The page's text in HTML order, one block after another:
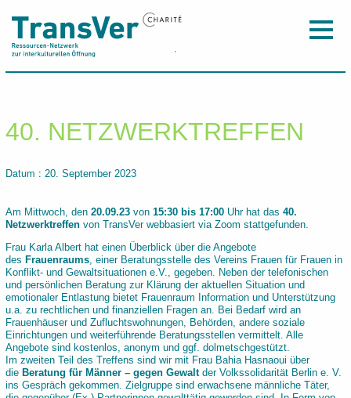
40. NETZWERKTREFFEN
Datum : 20. September 2023
Am Mittwoch, den 20.09.23von 15:30 bis 17:00Uhr hat das 40.
Netzwerktreffen von TransVer webbasiert via Zoom stattgefunden.
Frau Karla Albert hat einen Überblick über die Angebote
des Frauenraums, einer Beratungsstelle des Vereins Frauen für Frauen in
Konflikt- und Gewaltsituationen e.V., gegeben. Neben der telefonischen
und persönlichen Beratung zur Klärung der aktuellen Situation und
emotionaler Entlastung bietet Frauenraum Information und Unterstützung
u.a. zu rechtlichen und finanziellen Fragen an. Bei Bedarf wird an
Frauenhäuser und Zufluchtswohnungen, Behörden, andere soziale
Einrichtungen und weiterführende Beratungsstellen vermittelt. Alle
Angebote sind kostenlos, anonym und ggf. dolmetschgestützt.
Im zweiten Teil des Treffens sind wir mit Frau Bahia Hasnaoui über
die Beratung für Männer – gegen Gewaltder Volkssolidarität Berlin e. V.
ins Gespräch gekommen. Zielgruppe sind erwachsene männliche Täter,